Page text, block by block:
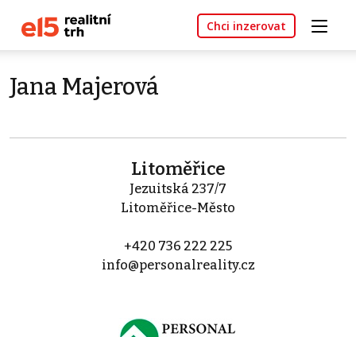
Chci inzerovat
Jana Majerová
Litoměřice
Jezuitská 237/7
Litoměřice-Město
+420 736 222 225
info@personalreality.cz